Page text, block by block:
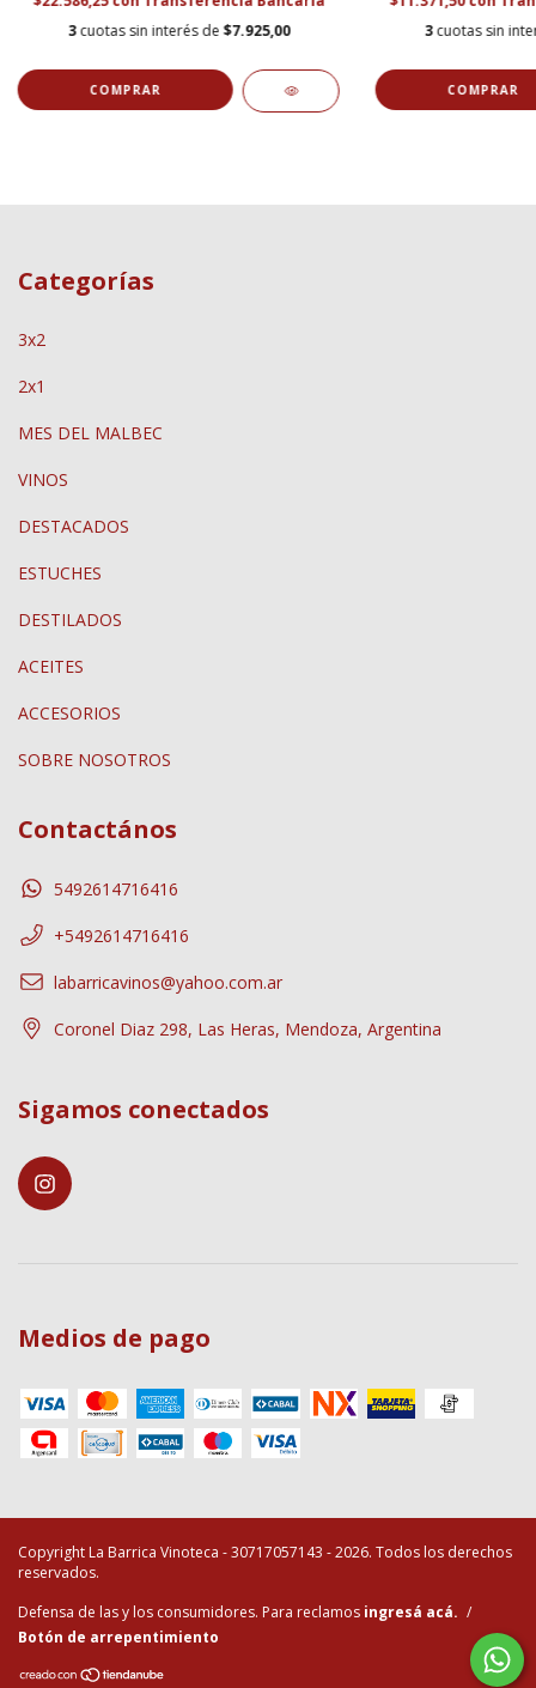
3 cuotas sin interés de$7.925,00
3cuotas sin
Categorías
3x2
2x1
MES DEL MALBEC
VINOS
DESTACADOS
ESTUCHES
DESTILADOS
ACEITES
ACCESORIOS
SOBRE NOSOTROS
Contactános
5492614716416
+5492614716416
labarricavinos@yahoo.com.ar
Coronel Diaz 298, Las Heras, Mendoza, Argentina
Sigamos conectados
Medios de pago
Copyright La Barrica Vinoteca - 30717057143 - 2026. Todos los derechos
reservados.
Defensa de las y los consumidores. Para reclamos ingresá acá. /
Botón de arrepentimiento